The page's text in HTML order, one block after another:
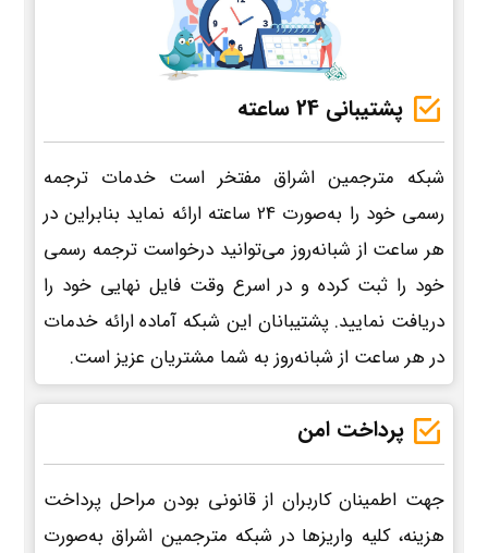
پشتیبانی 24 ساعته
شبکه مترجمین اشراق مفتخر است خدمات ترجمه
رسمی خود را به‌صورت 24 ساعته ارائه نماید بنابراین در
هر ساعت از شبانه‌روز می‌توانید درخواست ترجمه رسمی
خود را ثبت کرده و در اسرع وقت فایل نهایی خود را
دریافت نمایید. پشتیبانان این شبکه آماده ارائه خدمات
در هر ساعت از شبانه‌روز به شما مشتریان عزیز است.
پرداخت امن
جهت اطمینان کاربران از قانونی بودن مراحل پرداخت
هزینه، کلیه واریزها در شبکه مترجمین اشراق به‌صورت